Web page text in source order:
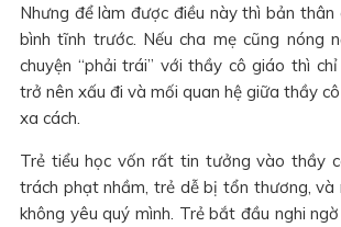
Nhưng để làm được điều này thì bản thân
bình tĩnh trước. Nếu cha mẹ cũng nóng
chuyện “phải trái” với thầy cô giáo thì
trở nên xấu đi và mối quan hệ giữa thầy
xa cách.
Trẻ tiểu học vốn rất tin tưởng vào thầy
trách phạt nhầm, trẻ dễ bị tổn thương, và
không yêu quý mình. Trẻ bắt đầu nghi